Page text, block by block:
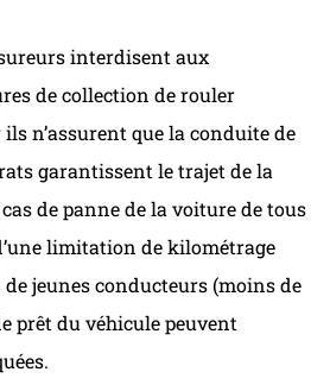
interdisent aux
de collection de rouler
n’assurent que la conduite de
garantissent le trajet de la
de panne de la voiture de tous
limitation de kilométrage
jeunes conducteurs (moins de
prêt du véhicule peuvent